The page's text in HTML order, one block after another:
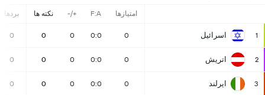
امتیازها F:A
+/- نکته ها بردها
1 اسرائیل 0
0:0
0
0
0
2 اتریش 0
0:0
0
0
0
3 ایرلند 0
0:0
0
0
0